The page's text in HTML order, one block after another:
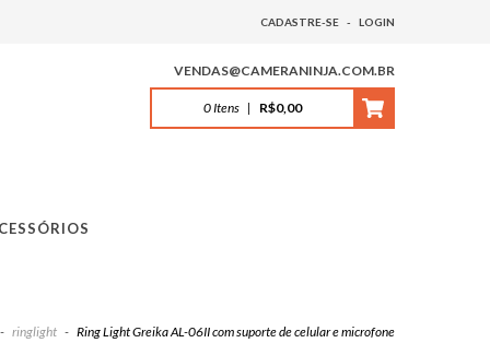
CADASTRE-SE - LOGIN
VENDAS@CAMERANINJA.COM.BR
0Itens | R$0,00
- ringlight - Ring Light Greika AL-06II com suporte de celular e microfone